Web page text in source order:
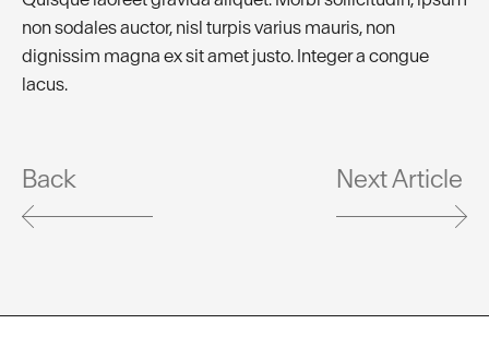
non sodales auctor, nisl turpis varius mauris, non
dignissim magna ex sit amet justo. Integer a congue
lacus.
Back Next Article